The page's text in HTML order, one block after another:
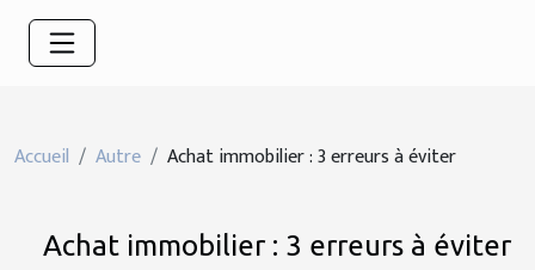
Accueil Autre Achat immobilier : 3 erreurs à éviter
Achat immobilier : 3 erreurs à éviter